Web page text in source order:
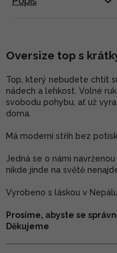
Oversize top s
Top, který nebudete chtít
nádech a lehkost. Volné
svobodu pohybu, ať už
doma.
Má moderní střih bez
Jedná se o námi
nikde jinde na světě
Vyrobeno s láskou v Nepálu
Prosíme, abyste se
Děkujeme